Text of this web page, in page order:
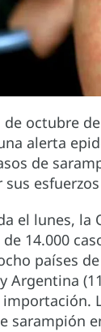
octubre
alerta
de
el lunes, la
14.000
países
y Argentina
sarampión